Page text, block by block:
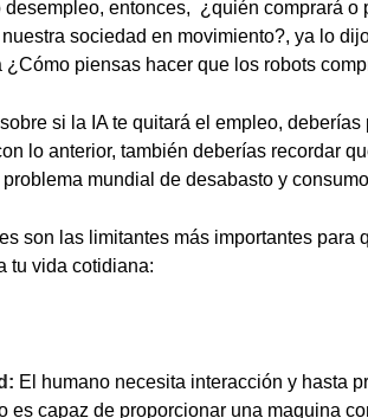
desempleo, entonces, ¿quién comprará o
sociedad en movimiento?, ya lo
piensas hacer que los robots
si la IA te quitará el empleo,
lo anterior, también deberías recordar
mundial de desabasto y
son las limitantes más importantes para
tu vida cotidiana:
El humano necesita interacción y hasta
es capaz de proporcionar una maquina